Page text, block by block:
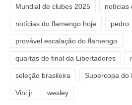
Mundial de clubes 2025 notícias
notícias do flamengo hoje pedro
provável escalação do flamengo
quartas de final da Libertadores
seleção brasileira Supercopa do
Vini jr wesley